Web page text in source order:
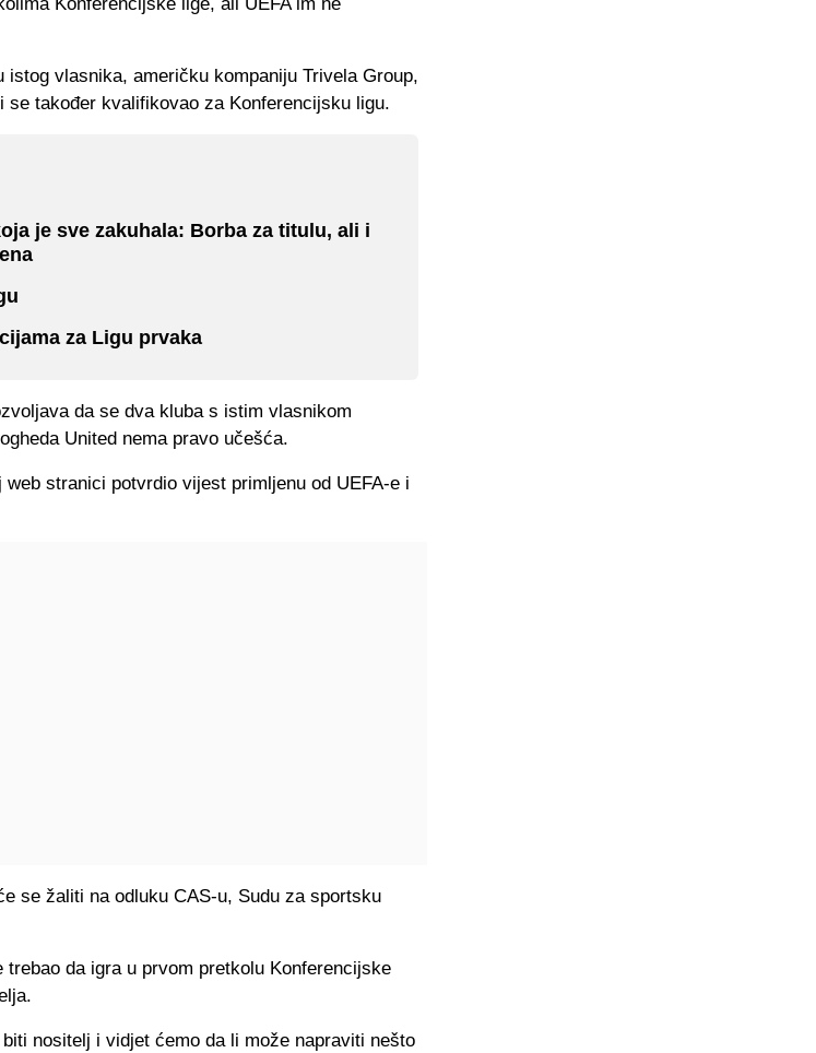
istog vlasnika, američku kompaniju Trivela Group,
se također kvalifikovao za Konferencijsku ligu.
je sve zakuhala: Borba za titulu, ali i
za Ligu prvaka
da se dva kluba s istim vlasnikom
United nema pravo učešća.
stranici potvrdio vijest primljenu od UEFA-e i
se žaliti na odluku CAS-u, Sudu za sportsku
trebao da igra u prvom pretkolu Konferencijske
nositelj i vidjet ćemo da li može napraviti nešto